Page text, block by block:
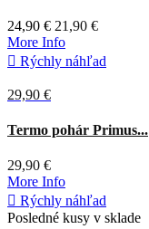
24,90 € 21,90 €
More Info
 Rýchly náhľad
29,90 €
Sivá
Čierna
Termo pohár Primus...
29,90 €
More Info
 Rýchly náhľad
Posledné kusy v sklade